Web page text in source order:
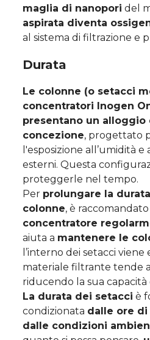
maglia di nanopori del
aspirata diventa
al sistema di filtrazione e
Durata
Le colonne (o setacci
concentratori Inogen
presentano un alloggio
concezione, progettato
l'esposizione all’umidità
esterni. Questa
proteggerle nel tempo.
Per prolungare la
colonne, è raccomandato
concentratore
aiuta a mantenere le
l’interno dei setacci viene
materiale filtrante tende
riducendo la sua capacità
La durata dei setacci è
condizionata dalle ore
dalle condizioni